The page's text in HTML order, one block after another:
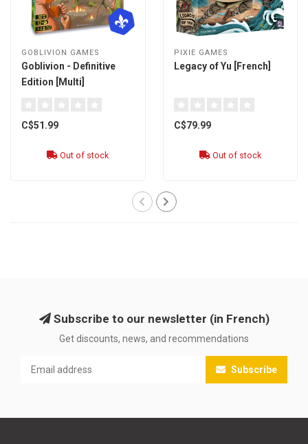
GOBLIVION GAMES
Goblivion - Definitive
Edition [Multi]
C$51.99
Out of stock
PIXIE GAMES
Legacy of Yu [French]
C$79.99
Out of stock
Subscribe to our newsletter (in French)
Get discounts, news, and recommendations
Subscribe